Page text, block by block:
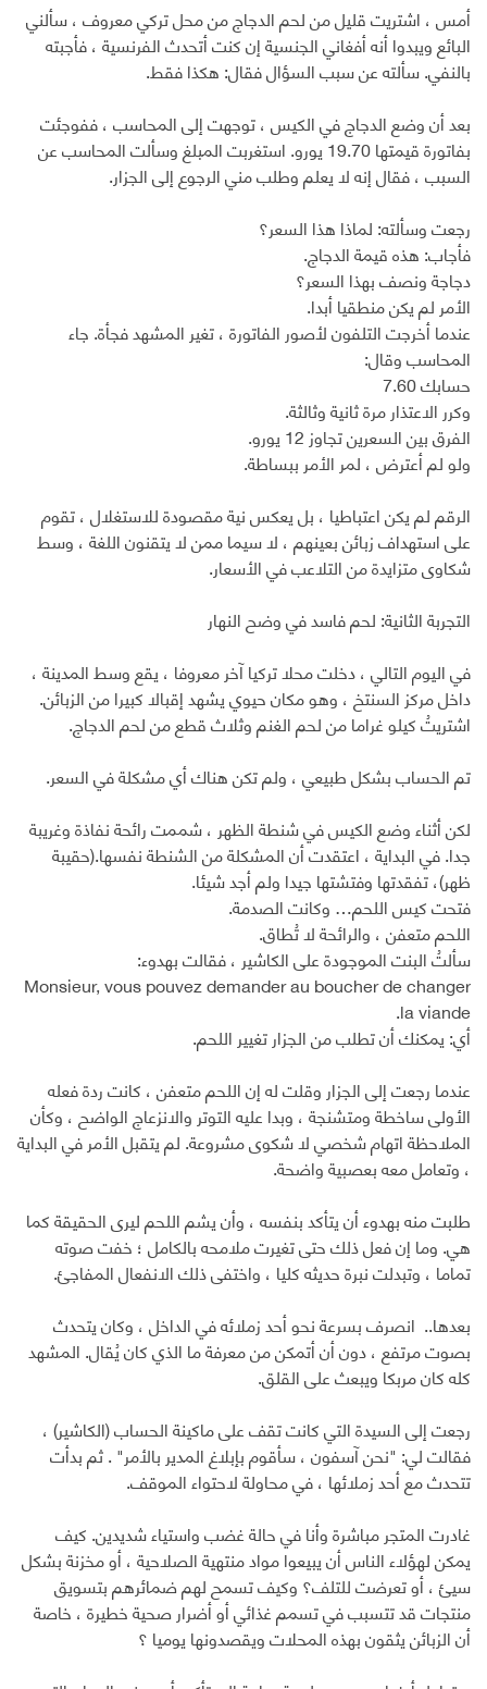
أمس ، اشتريت قليل من لحم الدجاج من محل تركي معروف ، سألني
البائع ويبدوا أنه أفغاني الجنسية إن كنت أتحدث الفرنسية ، فأجبته
بالنفي. سألته عن سبب السؤال فقال: هكذا فقط.
بعد أن وضع الدجاج في الكيس ، توجهت إلى المحاسب ، ففوجئت
بفاتورة قيمتها 19.70 يورو. استغربت المبلغ وسألت المحاسب عن
السبب ، فقال إنه لا يعلم وطلب مني الرجوع إلى الجزار.
رجعت وسألته: لماذا هذا السعر؟
فأجاب: هذه قيمة الدجاج.
دجاجة ونصف بهذا السعر؟
الأمر لم يكن منطقيا أبدا.
عندما أخرجت التلفون لأصور الفاتورة ، تغير المشهد فجأة. جاء
المحاسب وقال:
حسابك 7.60
وكرر الاعتذار مرة ثانية وثالثة.
الفرق بين السعرين تجاوز 12 يورو.
ولو لم أعترض ، لمر الأمر ببساطة.
الرقم لم يكن اعتباطيا ، بل يعكس نية مقصودة للاستغلال ، تقوم
على استهداف زبائن بعينهم ، لا سيما ممن لا يتقنون اللغة ، وسط
شكاوى متزايدة من التلاعب في الأسعار.
التجربة الثانية: لحم فاسد في وضح النهار
في اليوم التالي ، دخلت محلا تركيا آخر معروفا ، يقع وسط المدينة ،
داخل مركز السنتخ ، وهو مكان حيوي يشهد إقبالا كبيرا من الزبائن.
اشتريتُ كيلو غراما من لحم الغنم وثلاث قطع من لحم الدجاج.
تم الحساب بشكل طبيعي ، ولم تكن هناك أي مشكلة في السعر.
لكن أثناء وضع الكيس في شنطة الظهر ، شممت رائحة نفاذة وغريبة
جدا. في البداية ، اعتقدت أن المشكلة من الشنطة نفسها.(حقيبة
ظهر)، تفقدتها وفتشتها جيدا ولم أجد شيئا.
فتحت كيس اللحم… وكانت الصدمة.
اللحم متعفن ، والرائحة لا تُطاق.
سألتُ البنت الموجودة على الكاشير ، فقالت بهدوء:
Monsieur, vous pouvez demander au boucher de changer
la viande.
أي: يمكنك أن تطلب من الجزار تغيير اللحم.
عندما رجعت إلى الجزار وقلت له إن اللحم متعفن ، كانت ردة فعله
الأولى ساخطة ومتشنجة ، وبدا عليه التوتر والانزعاج الواضح ، وكأن
الملاحظة اتهام شخصي لا شكوى مشروعة. لم يتقبل الأمر في البداية
، وتعامل معه بعصبية واضحة.
طلبت منه بهدوء أن يتأكد بنفسه ، وأن يشم اللحم ليرى الحقيقة كما
هي. وما إن فعل ذلك حتى تغيرت ملامحه بالكامل ؛ خفت صوته
تماما ، وتبدلت نبرة حديثه كليا ، واختفى ذلك الانفعال المفاجئ.
بعدها.. انصرف بسرعة نحو أحد زملائه في الداخل ، وكان يتحدث
بصوت مرتفع ، دون أن أتمكن من معرفة ما الذي كان يُقال. المشهد
كله كان مربكا ويبعث على القلق.
رجعت إلى السيدة التي كانت تقف على ماكينة الحساب (الكاشير) ،
فقالت لي: "نحن آسفون ، سأقوم بإبلاغ المدير بالأمر" . ثم بدأت
تتحدث مع أحد زملائها ، في محاولة لاحتواء الموقف.
غادرت المتجر مباشرة وأنا في حالة غضب واستياء شديدين. كيف
يمكن لهؤلاء الناس أن يبيعوا مواد منتهية الصلاحية ، أو مخزنة بشكل
سيئ ، أو تعرضت للتلف؟ وكيف تسمح لهم ضمائرهم بتسويق
منتجات قد تتسبب في تسمم غذائي أو أضرار صحية خطيرة ، خاصة
أن الزبائن يثقون بهذه المحلات ويقصدونها يوميا ؟